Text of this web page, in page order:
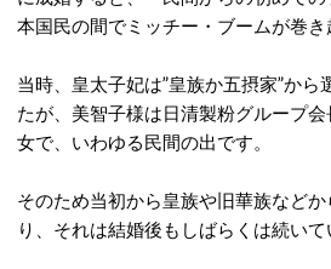
本国民の間でミッチー・ブームが巻き
当時、皇太子妃は”皇族か五摂家”から
たが、美智子様は日清製粉グループ
女で、いわゆる民間の出です。
そのため当初から皇族や旧華族など
り、それは結婚後もしばらくは続いて